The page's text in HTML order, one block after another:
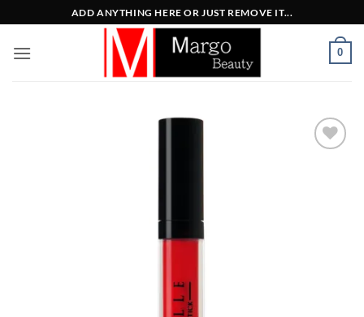
στο
περιεχόμενο
ADD ANYTHING HERE OR JUST REMOVE IT...
0